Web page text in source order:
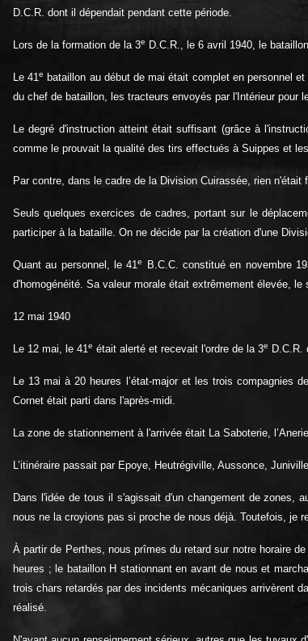
D.C.R. dont il dépendait pendant cette période.
Lors de la formation de la 3e D.C.R., le 6 avril 1940, le
Le 41e bataillon au début de mai était complet en personnel
du chef de bataillon, les tracteurs envoyés par l'Intérieur pour
Le degré d'instruction atteint était suffisant (grâce à
comme le prouvait la qualité des tirs effectués à Suippes et
Par contre, dans le cadre de la Division Cuirassée, rien
Seuls quelques exercices de cadres, portant sur le
participer à la bataille. On ne décide par la création d'une
Quant au personnel, le 41e
B.C.C. constitué en novembre
d'homogénéité. Sa valeur morale était extrêmement élevée,
12 mai 1940
Le 12 mai, le 41e était alerté et recevait l'ordre de la 3e D.C.R.
Le 13 mai à 20 heures l’état-major et les trois compagnies
Cornet était parti dans l'après-midi.
La zone de stationnement à l'arrivée était La Saboterie,
L’itinéraire passait par Epoye, Heutrégiville, Aussonce,
Dans l'idée de tous il s'agissait d'un changement de zones,
nous ne la croyions pas si proche de nous déjà. Toutefois, je
À partir de Perthes, nous prîmes du retard sur notre horaire
heures ; le bataillon H stationnant en avant de nous et
trois chars retardés par des incidents mécaniques arrivèrent
réalisé.